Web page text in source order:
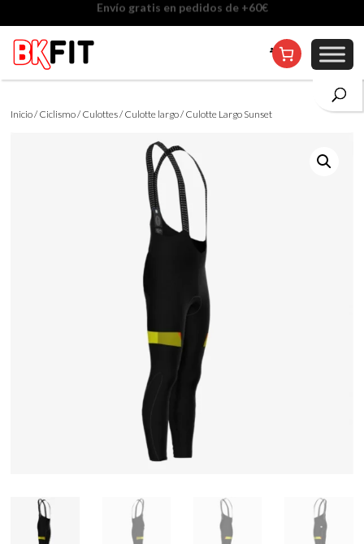
Cambio de talla incluido, excepto en personalizados
Inicio/ Ciclismo/ Culottes/ Culotte largo/ Culotte Largo Sunset